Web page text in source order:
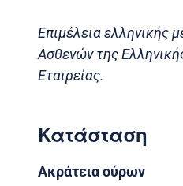
Επιμέλεια ελληνικής
Ασθενών της
Εταιρείας.
Κατάσταση
Ακράτεια ούρων